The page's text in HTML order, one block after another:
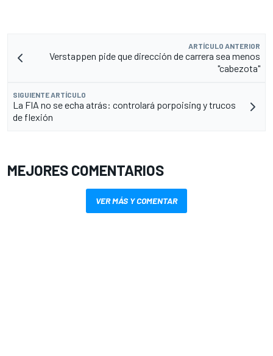
ARTÍCULO ANTERIOR
Verstappen pide que dirección de carrera sea menos
"cabezota"
SIGUIENTE ARTÍCULO
La FIA no se echa atrás: controlará porpoising y trucos
de flexión
MEJORES COMENTARIOS
VER MÁS Y COMENTAR